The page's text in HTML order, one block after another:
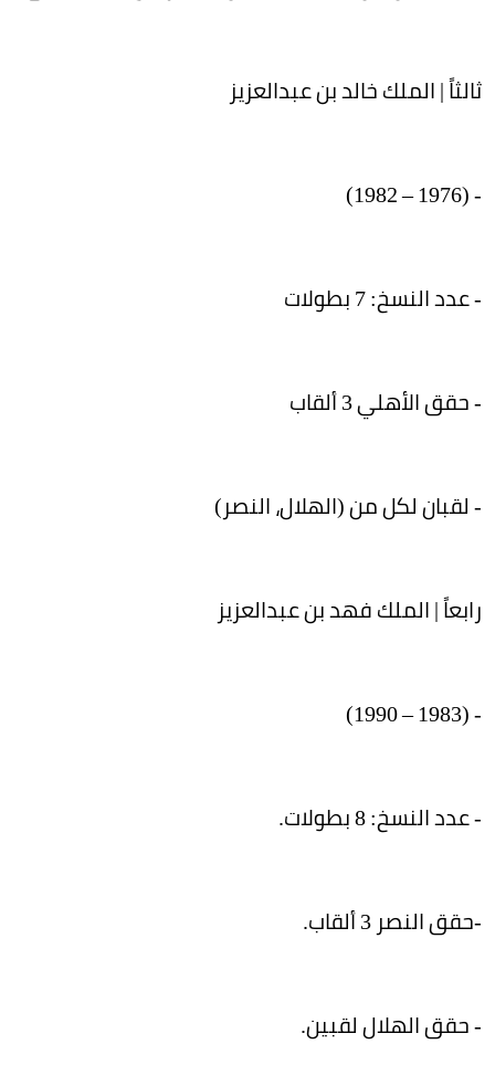
ثالثاً | الملك خالد بن عبدالعزيز
- (1976 – 1982)
- عدد النسخ: 7 بطولات
- حقق الأهلي 3 ألقاب
- لقبان لكل من (الهلال، النصر)
رابعاً | الملك فهد بن عبدالعزيز
- (1983 – 1990)
- عدد النسخ: 8 بطولات.
-حقق النصر 3 ألقاب.
- حقق الهلال لقبين.